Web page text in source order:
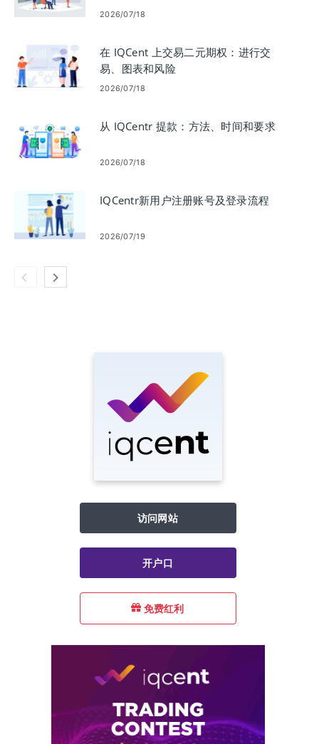
2026/07/18
在 IQCent 上交易二元期权：进行交
易、图表和风险
2026/07/18
从 IQCentr 提款：方法、时间和要求
2026/07/18
IQCentr新用户注册账号及登录流程
2026/07/19
访问网站
开户口
免费红利